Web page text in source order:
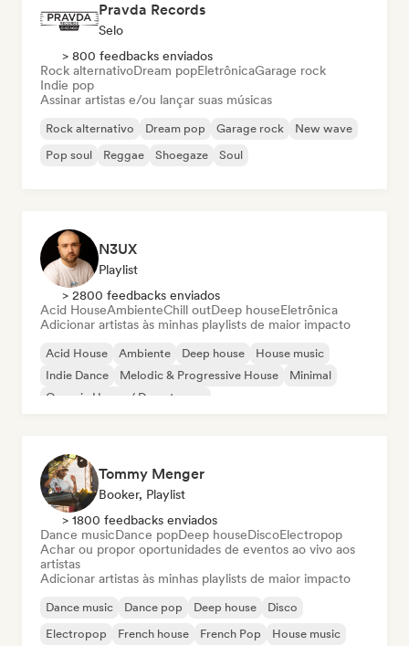
Pravda Records
Selo
> 800 feedbacks enviados
Rock alternativoDream popEletrônicaGarage rock
Indie pop
Assinar artistas e/ou lançar suas músicas
Rock alternativo Dream pop Garage rock
New wave
Pop soul
Reggae Shoegaze Soul
N3UX
Playlist
> 2800 feedbacks enviados
Acid HouseAmbienteChill outDeep houseEletrônica
Adicionar artistas às minhas playlists de maior impacto
Acid House Ambiente Deep house
House music
Indie Dance
Melodic & Progressive House
Minimal
Organic House / Downtempo
Tommy Menger
Booker, Playlist
> 1800 feedbacks enviados
Dance musicDance popDeep houseDiscoElectropop
Achar ou propor oportunidades de eventos ao vivo aos
artistas
Adicionar artistas às minhas playlists de maior impacto
Dance music Dance pop Deep house
Disco
Electropop
French house French Pop House music